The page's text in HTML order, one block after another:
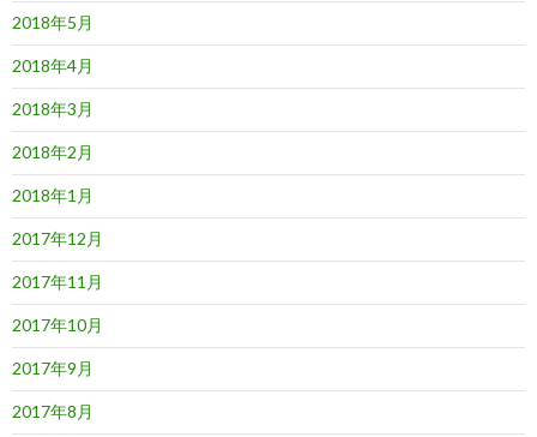
2018年5月
2018年4月
2018年3月
2018年2月
2018年1月
2017年12月
2017年11月
2017年10月
2017年9月
2017年8月